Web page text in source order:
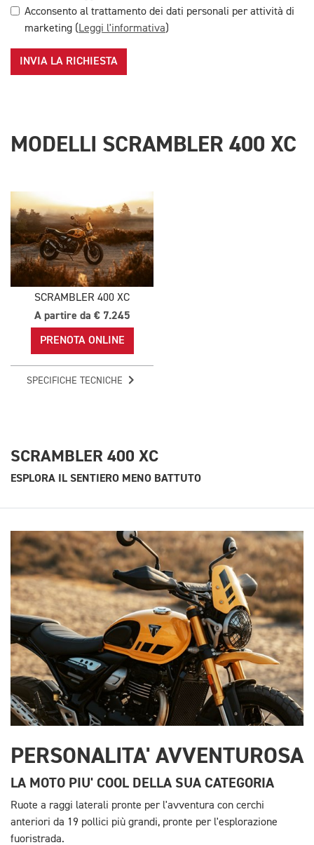
Acconsento al trattamento dei dati personali per attività di
marketing (Leggi l'informativa)
INVIA LA RICHIESTA
MODELLI SCRAMBLER 400 XC
SCRAMBLER 400 XC
A partire da € 7.245
PRENOTA ONLINE
SPECIFICHE TECNICHE
SCRAMBLER 400 XC
ESPLORA IL SENTIERO MENO BATTUTO
PERSONALITA' AVVENTUROSA
LA MOTO PIU' COOL DELLA SUA CATEGORIA
Ruote a raggi laterali pronte per l'avventura con cerchi
anteriori da 19 pollici più grandi, pronte per l'esplorazione
fuoristrada.